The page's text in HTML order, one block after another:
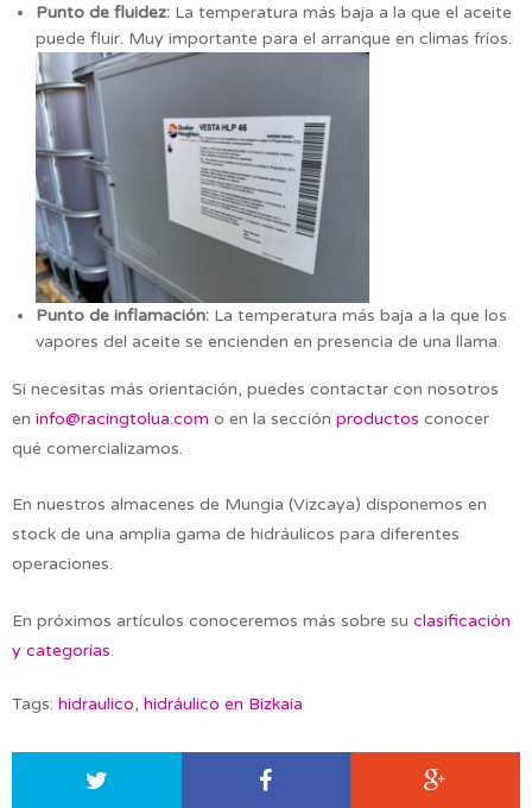
Punto de fluidez: La temperatura más baja a la que el aceite
puede fluir. Muy importante para el arranque en climas fríos.
Punto de inflamación: La temperatura más baja a la que los
vapores del aceite se encienden en presencia de una llama.
Si necesitas más orientación, puedes contactar con nosotros
en info@racingtolua.com o en la sección productos conocer
qué comercializamos.
En nuestros almacenes de Mungia (Vizcaya) disponemos en
stock de una amplia gama de hidráulicos para diferentes
operaciones.
En próximos artículos conoceremos más sobre su clasificación
y categorías.
Tags: hidraulico, hidráulico en Bizkaia